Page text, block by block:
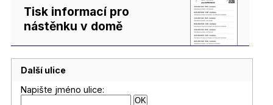
Tisk informací pro
nástěnku v domě
Další ulice
Napište jméno ulice: